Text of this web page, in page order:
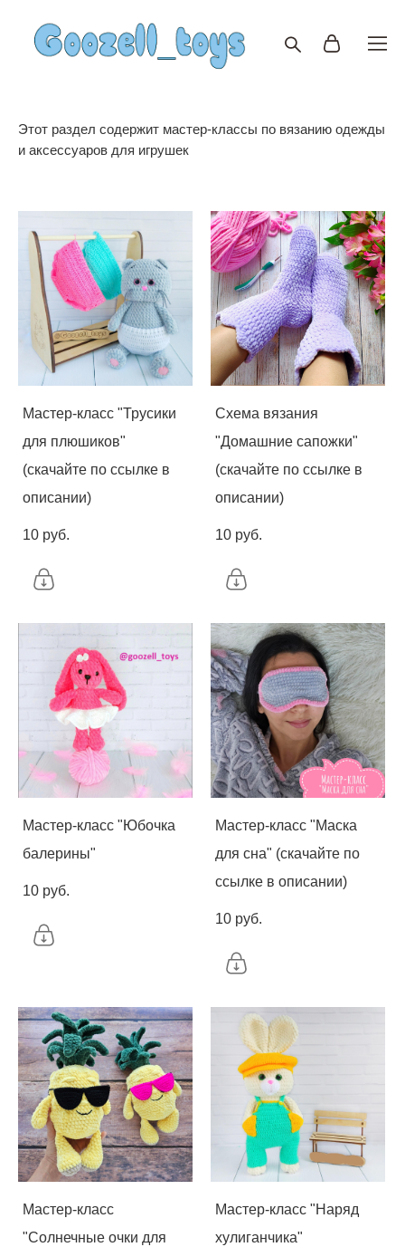
Этот раздел содержит мастер-классы по вязанию одежды
и аксессуаров для игрушек
Мастер-класс "Трусики
для плюшиков"
(скачайте по ссылке в
описании)
10 pуб.
Схема вязания
"Домашние сапожки"
(скачайте по ссылке в
описании)
10 pуб.
Мастер-класс "Юбочка
балерины"
10 pуб.
Мастер-класс "Маска
для сна" (скачайте по
ссылке в описании)
10 pуб.
Мастер-класс
"Солнечные очки для
Мастер-класс "Наряд
хулиганчика"